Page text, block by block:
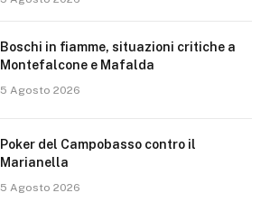
Boschi in fiamme, situazioni critiche a
Montefalcone e Mafalda
5 Agosto 2026
Poker del Campobasso contro il
Marianella
5 Agosto 2026